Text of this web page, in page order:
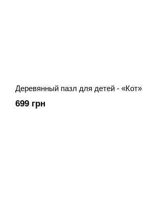
Деревянный пазл для детей - «Кот»
699 грн